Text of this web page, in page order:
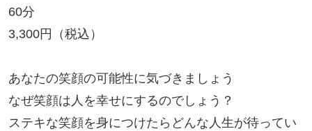
60分
3,300円（税込）
あなたの笑顔の可能性に気づきましょう
なぜ笑顔は人を幸せにするのでしょう？
ステキな笑顔を身につけたらどんな人生が待ってい